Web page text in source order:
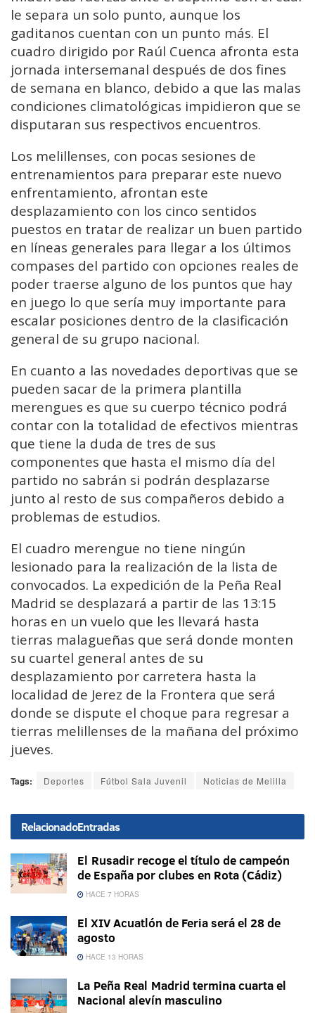
le separa un solo punto, aunque los
gaditanos cuentan con un punto más. El
cuadro dirigido por Raúl Cuenca afronta esta
jornada intersemanal después de dos fines
de semana en blanco, debido a que las malas
condiciones climatológicas impidieron que se
disputaran sus respectivos encuentros.
Los melillenses, con pocas sesiones de
entrenamientos para preparar este nuevo
enfrentamiento, afrontan este
desplazamiento con los cinco sentidos
puestos en tratar de realizar un buen partido
en líneas generales para llegar a los últimos
compases del partido con opciones reales de
poder traerse alguno de los puntos que hay
en juego lo que sería muy importante para
escalar posiciones dentro de la clasificación
general de su grupo nacional.
En cuanto a las novedades deportivas que se
pueden sacar de la primera plantilla
merengues es que su cuerpo técnico podrá
contar con la totalidad de efectivos mientras
que tiene la duda de tres de sus
componentes que hasta el mismo día del
partido no sabrán si podrán desplazarse
junto al resto de sus compañeros debido a
problemas de estudios.
El cuadro merengue no tiene ningún
lesionado para la realización de la lista de
convocados. La expedición de la Peña Real
Madrid se desplazará a partir de las 13:15
horas en un vuelo que les llevará hasta
tierras malagueñas que será donde monten
su cuartel general antes de su
desplazamiento por carretera hasta la
localidad de Jerez de la Frontera que será
donde se dispute el choque para regresar a
tierras melillenses de la mañana del próximo
jueves.
Tags: Deportes Fútbol Sala Juvenil Noticias de Melilla
RelacionadoEntradas
El Rusadir recoge el título de campeón
de España por clubes en Rota (Cádiz)
HACE 7 HORAS
El XIV Acuatlón de Feria será el 28 de
agosto
HACE 13 HORAS
La Peña Real Madrid termina cuarta el
Nacional alevín masculino